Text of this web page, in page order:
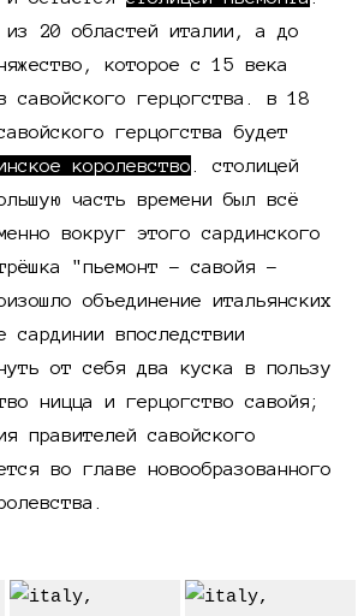
из 20 областей италии, а до
которое с 15 века
савойского герцогства. в 18
герцогства будет
королевство . столицей
часть времени был всё
вокруг этого сардинского
"пьемонт - савойя -
объединение итальянских
сардинии впоследствии
от себя два куска в пользу
ницца и герцогство савойя;
правителей савойского
во главе новообразованного